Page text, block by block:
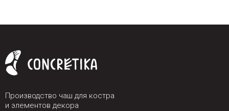
Производство чаш для костра
и элементов декора